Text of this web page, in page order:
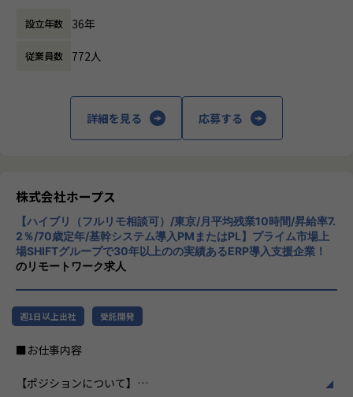
・開発に強いホープス！そのため上流～下流工程まで案件の
・上流工程やマネジメント、コンサルタントにステップアッ
・ハイブリッド勤務あり！
・平均残業時間が月10時間！ワークライフバランスも整った
【業務の変更の範囲】
IT開発関連業務
・Oさん（50代前半）
運用担当として従事。
ストとして活躍できる場を求めホープスへご入社。
「バックオフィスDX」「Make work fun！」をモットーに、
バックオフィス業務とそこに関わる人たちの働き方を変えて
いくことを通して、企業競争力を向上させることを使命とし
ています。
ヒトが元気になれば、ビジネスも活性化する。​
HOPESはヒトが何をすべきかを追求し、ITの力で “働くを楽
しく” へリノベートすることで社会に貢献します。​
・2020年に東証プライム上場SHIFTグループ入り！安定基盤
・明確な評価制度「昇給率7.7％」（2023年度実績）
ホープスは、ERP・ERP周辺のシステム開発・導入、
・MISSION「ワークをもっとワクワクに」
ヒトが元気になれば、ビジネスも活性化する。
・VISION「基幹系業務DXをリード」
ITの力で人手不足の解消と流動性の拡大に寄与するサービス
を提供し、世の中の仕事の標準化の輪を広げます。
【ホープスの目指す世界】
《ERP導入を支援し、業務標準化の輪を広げる》
準大手から中堅規模の企業においては実現していない企業が
ホープスはそのような企業への支援戦略を中心に事業を展開
大手企業、中規模企業向けのERP領域でシェアNO.1を目指し
企業競争力を向上させることを使命としてい
チ開発やコンサルティングまで幅広いサービ
スを提供しています。クラウドERPやローコ
ード開発を柱とし、業務効率化やDX推進、経
CloudやOracle ERP Cloudなどを活用し、企
業の業務プロセスを最適化し、経営管理の強
化を図っています1。
社風/文化
ホープスは、若手社員が活躍できる環境で、
社内の風通しが良く、活気に満ちた雰囲気が
特徴です。多様性を重視し、様々な国籍や背
景を持つ社員が協力し合いながら働いていま
働き方/リモートワーク
設立年数 36年
従業員数 772人
詳細を見る 応募する
株式会社ホープス
【ハイブリ（フルリモ相談可）/東京/月平均残業10時間/昇給率7.
2％/70歳定年/基幹システム導入PMまたはPL】プライム市場上
場SHIFTグループで30年以上のの実績あるERP導入支援企業！
のリモートワーク求人
週1日以上出社 受託開発
■お仕事内容
【ポジションについて】